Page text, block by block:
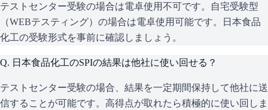
テストセンター受験の場合は電卓使用不可です。自宅受験型
（WEBテスティング）の場合は電卓使用可能です。日本食品
化工の受験形式を事前に確認しましょう。
Q. 日本食品化工のSPIの結果は他社に使い回せる？
テストセンター受験の場合、結果を一定期間保持して他社に送
信することが可能です。高得点が取れたら積極的に使い回しま